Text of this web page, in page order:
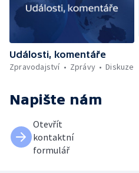
Události, komentáře
Zpravodajství
Zprávy Diskuze
Napište nám
Otevřít
kontaktní
formulář